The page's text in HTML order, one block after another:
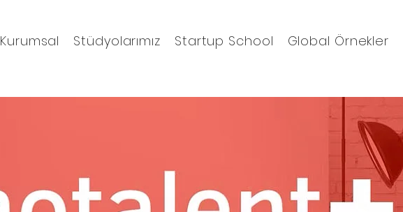
Kurumsal Stüdyolarımız Startup School Global Örnekler